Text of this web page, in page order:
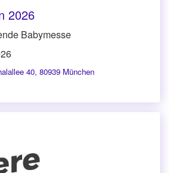
2026
Babymesse
40, 80939 München